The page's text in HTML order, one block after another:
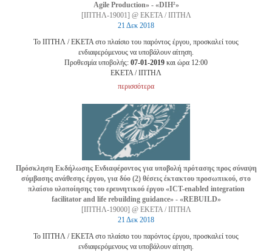
Agile Production» - «DIH²»
[ΙΠΤΗΛ-19001] @ ΕΚΕΤΑ / ΙΠΤΗΛ
21 Δεκ 2018
Το ΙΠΤΗΛ / ΕΚΕΤΑ στο πλαίσιο του παρόντος έργου, προσκαλεί τους
ενδιαφερόμενους να υποβάλουν αίτηση.
Προθεσμία υποβολής: 07-01-2019 και ώρα 12:00
EKETA / ΙΠΤΗΛ
περισσότερα
Πρόσκληση Εκδήλωσης Ενδιαφέροντος για υποβολή πρότασης προς σύναψη
σύμβασης ανάθεσης έργου, για δύο (2) θέσεις έκτακτου προσωπικού, στο
πλαίσιο υλοποίησης του ερευνητικού έργου «ICT-enabled integration
facilitator and life rebuilding guidance» - «REBUILD»
[ΙΠΤΗΛ-19000] @ ΕΚΕΤΑ / ΙΠΤΗΛ
21 Δεκ 2018
Το ΙΠΤΗΛ / ΕΚΕΤΑ στο πλαίσιο του παρόντος έργου, προσκαλεί τους
ενδιαφερόμενους να υποβάλουν αίτηση.